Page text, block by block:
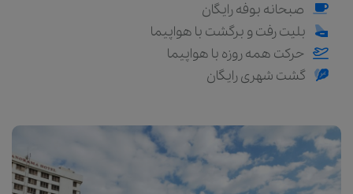
صبحانه بوفه رایگان
بلیت رفت و برگشت با هواپیما
حرکت همه روزه با هواپیما
گشت شهری رایگان